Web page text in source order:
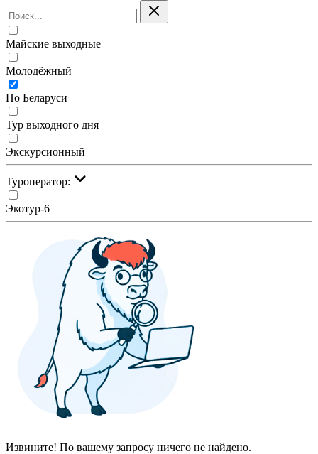
Майские выходные
Молодёжный
По Беларуси
Тур выходного дня
Экскурсионный
Туроператор:
Экотур-6
Извините! По вашему запросу ничего не найдено.